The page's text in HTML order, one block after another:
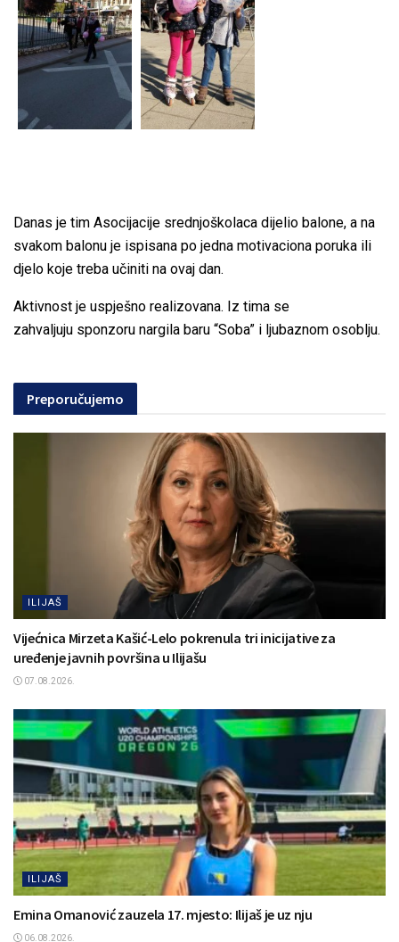
Danas je tim Asocijacije srednjoškolaca dijelio balone, a na
svakom balonu je ispisana po jedna motivaciona poruka ili
djelo koje treba učiniti na ovaj dan.
Aktivnost je uspješno realizovana. Iz tima se
zahvaljuju sponzoru nargila baru “Soba” i ljubaznom osoblju.
Preporučujemo
ILIJAŠ
Vijećnica Mirzeta Kašić-Lelo pokrenula tri inicijative za
uređenje javnih površina u Ilijašu
07.08.2026.
ILIJAŠ
Emina Omanović zauzela 17. mjesto: Ilijaš je uz nju
06.08.2026.